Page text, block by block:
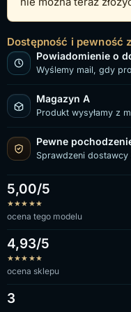
Dostępność i pewność
Powiadomienie o
Wyślemy mail, gdy
Magazyn A
Produkt wysyłamy z
Pewne
Sprawdzeni dostawcy
5,00/5
★★★ ★★
ocena tego modelu
4,93/5
★★★ ★★
ocena sklepu
3